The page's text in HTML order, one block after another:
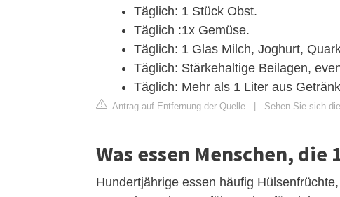
Täglich: 1 Stück Obst.
Täglich :1x Gemüse.
Täglich: 1 Glas Milch, Joghurt,
Täglich: Stärkehaltige Beilagen,
Täglich: Mehr als 1 Liter aus
Antrag auf Entfernung der Quelle | Sehen Sie sich
Was essen Menschen,
Hundertjährige essen häufig